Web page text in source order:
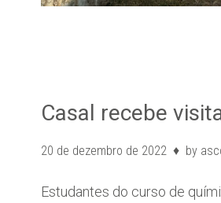
Casal recebe
20 de dezembro de 2022 by
Estudantes do curso de